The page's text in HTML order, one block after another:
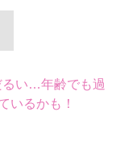
い…年齢でも過
いるかも！